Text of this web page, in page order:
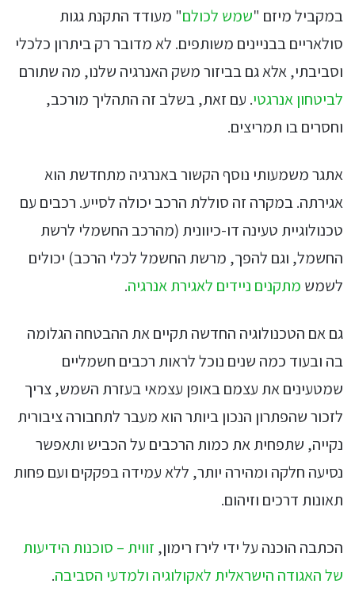
במקביל מיזם "שמש לכולם" מעודד התקנת גגות
סולאריים בבניינים משותפים. לא מדובר רק ביתרון כלכלי
וסביבתי, אלא גם בביזור משק האנרגיה שלנו, מה שתורם
לביטחון אנרגטי. עם זאת, בשלב זה התהליך מורכב,
וחסרים בו תמריצים.
אתגר משמעותי נוסף הקשור באנרגיה מתחדשת הוא
אגירתה. במקרה זה סוללת הרכב יכולה לסייע. רכבים עם
טכנולוגיית טעינה דו-כיוונית (מהרכב החשמלי לרשת
החשמל, וגם להפך, מרשת החשמל לכלי הרכב) יכולים
לשמש מתקנים ניידים לאגירת אנרגיה.
גם אם הטכנולוגיה החדשה תקיים את ההבטחה הגלומה
בה ובעוד כמה שנים נוכל לראות רכבים חשמליים
שמטעינים את עצמם באופן עצמאי בעזרת השמש, צריך
לזכור שהפתרון הנכון ביותר הוא מעבר לתחבורה ציבורית
נקייה, שתפחית את כמות הרכבים על הכביש ותאפשר
נסיעה חלקה ומהירה יותר, ללא עמידה בפקקים ועם פחות
תאונות דרכים וזיהום.
הכתבה הוכנה על ידי לירז רימון, זווית – סוכנות הידיעות
של האגודה הישראלית לאקולוגיה ולמדעי הסביבה.